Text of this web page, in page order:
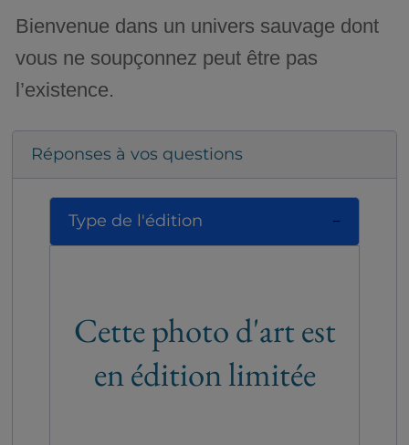
Bienvenue dans un univers sauvage dont
vous ne soupçonnez peut être pas
l’existence.
Réponses à vos questions
Type de l'édition
Cette photo d'art est
en édition limitée